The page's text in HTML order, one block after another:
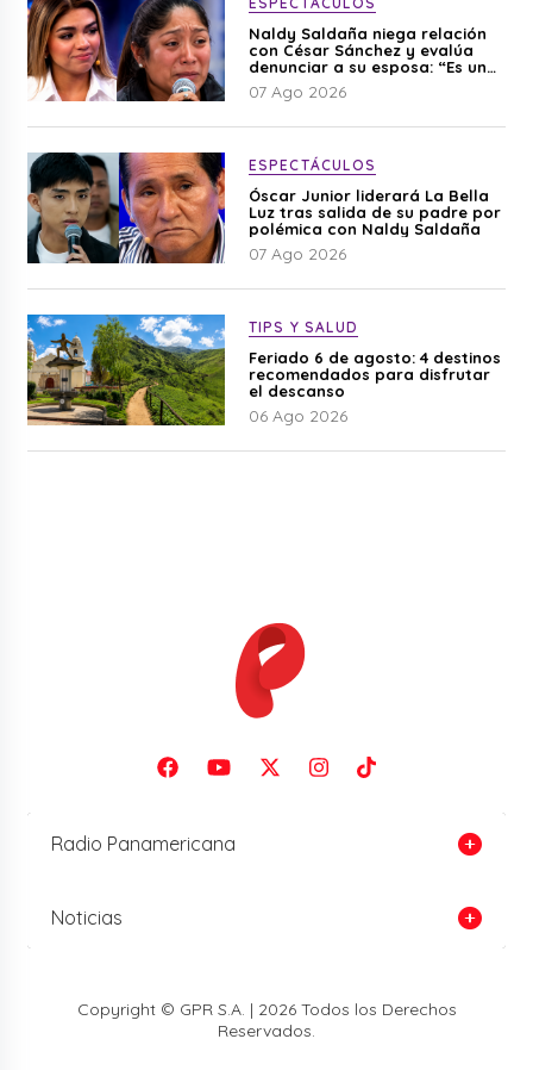
Naldy Saldaña niega relación
con César Sánchez y evalúa
denunciar a su esposa: “Es una
difamación”
07 Ago 2026
ESPECTÁCULOS
Óscar Junior liderará La Bella
Luz tras salida de su padre por
polémica con Naldy Saldaña
07 Ago 2026
TIPS Y SALUD
Feriado 6 de agosto: 4 destinos
recomendados para disfrutar
el descanso
06 Ago 2026
Radio Panamericana
Noticias
Copyright © GPR S.A. | 2026 Todos los Derechos
Reservados.